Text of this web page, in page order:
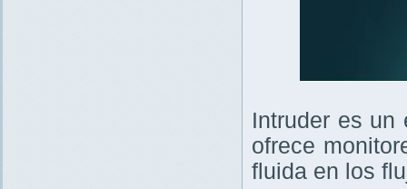
Intruder es un
ofrece
fluida en los